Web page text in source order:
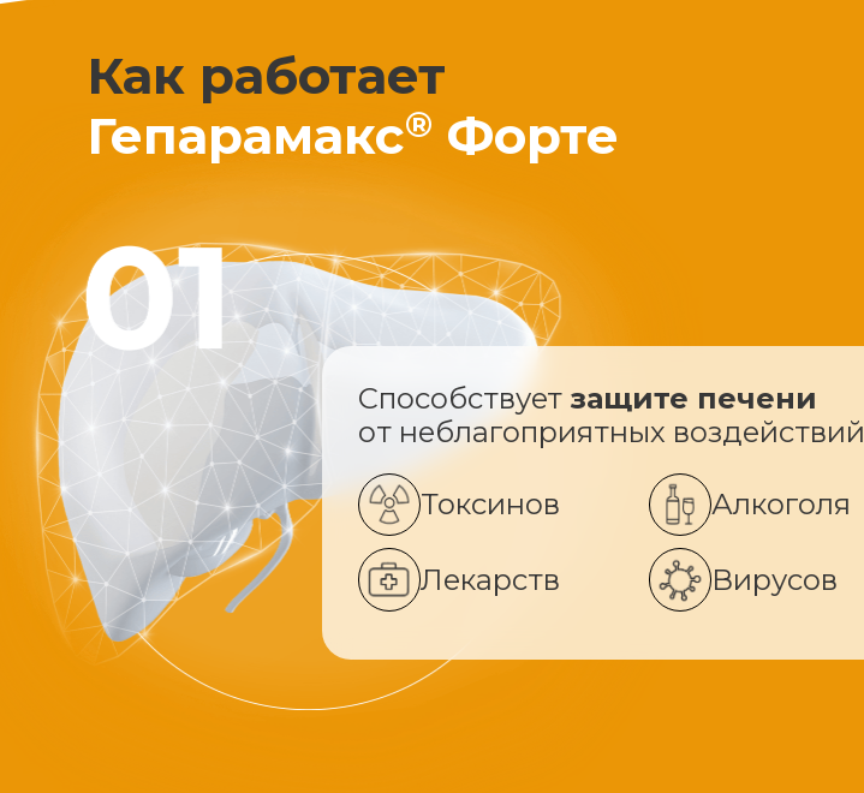
Как работает
Гепарамакс® Форте
Способствует защите печени
от неблагоприятных воздействий
Токсинов Алкоголя
Лекарств Вирусов